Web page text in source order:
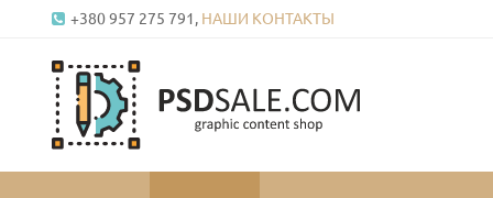
+380 957 275 791, НАШИ КОНТАКТЫ